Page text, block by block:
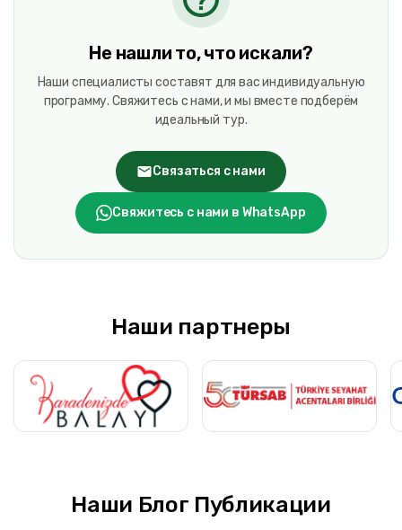
Не нашли то, что искали?
Наши специалисты составят для вас индивидуальную
программу. Свяжитесь с нами, и мы вместе подберём
идеальный тур.
Связаться с нами
Свяжитесь с нами в WhatsApp
Наши партнеры
Наши Блог Публикации